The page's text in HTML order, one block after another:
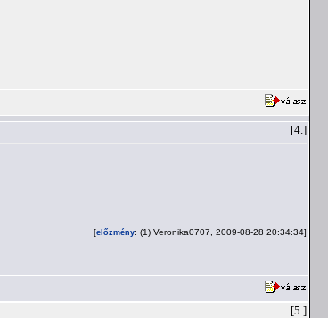
[4.]
[előzmény: (1) Veronika0707, 2009-08-28 20:34:34]
[5.]